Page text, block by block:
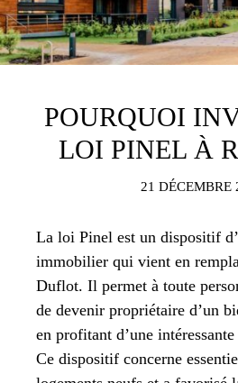
POURQUOI
LOI PINEL À
21 DÉCEMBRE
La loi Pinel est un dispositif
immobilier qui vient en
Duflot. Il permet à toute
de devenir propriétaire d’un
en profitant d’une
Ce dispositif concerne